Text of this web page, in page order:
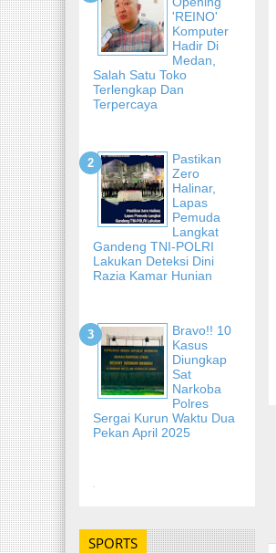
'REINO'
Komputer
Hadir Di
Medan,
Salah Satu Toko
Terlengkap Dan
Terpercaya
Pastikan
Zero
Halinar,
Lapas
Pemuda
Langkat
Gandeng TNI-POLRI
Lakukan Deteksi Dini
Razia Kamar Hunian
Bravo!! 10
Kasus
Diungkap
Sat
Narkoba
Polres
Sergai Kurun Waktu Dua
Pekan April 2025
-
SPORTS